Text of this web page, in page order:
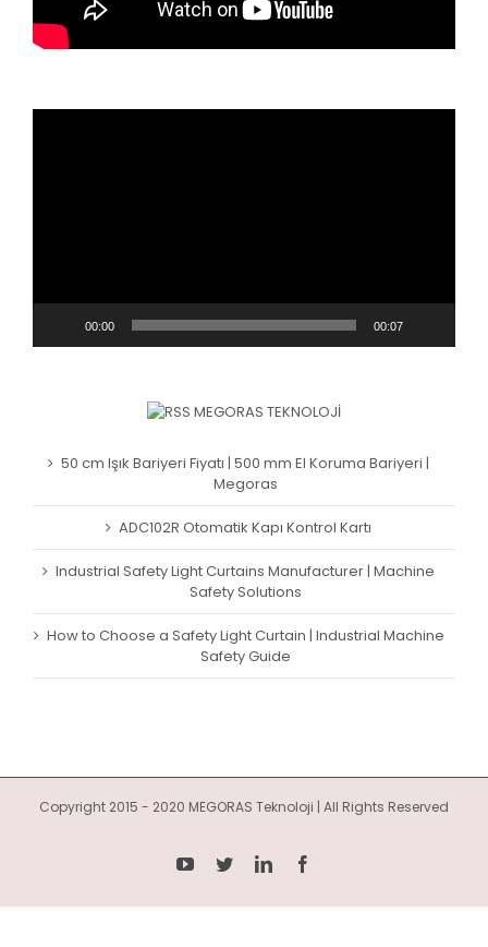
00:00 00:07
MEGORAS TEKNOLOJI
50 cm Işık Bariyeri Fiyatı | 500 mm El Koruma Bariyeri |
Megoras
ADC102R Otomatik Kapı Kontrol Kartı
Industrial Safety Light Curtains Manufacturer | Machine
Safety Solutions
How to Choose a Safety Light Curtain | Industrial Machine
Safety Guide
Copyright 2015 - 2020 MEGORAS Teknoloji | All Rights Reserved
YouTube
TwitterLinkedIn